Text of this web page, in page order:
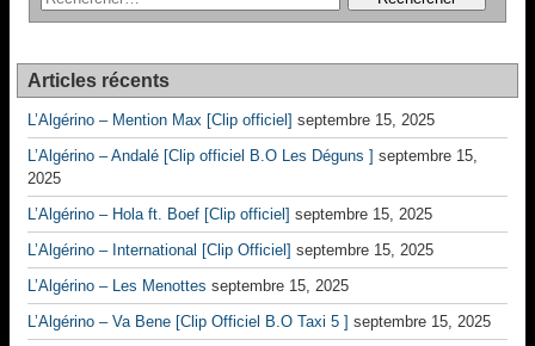
Articles récents
L’Algérino – Mention Max [Clip officiel] septembre 15, 2025
L’Algérino – Andalé [Clip officiel B.O Les Déguns ] septembre 15,
2025
L’Algérino – Hola ft. Boef [Clip officiel] septembre 15, 2025
L’Algérino – International [Clip Officiel] septembre 15, 2025
L’Algérino – Les Menottes septembre 15, 2025
L’Algérino – Va Bene [Clip Officiel B.O Taxi 5 ] septembre 15, 2025